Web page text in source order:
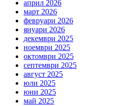
април 2026
март 2026
февруари 2026
януари 2026
декември 2025
ноември 2025
октомври 2025
септември 2025
август 2025
юли 2025
юни 2025
май 2025